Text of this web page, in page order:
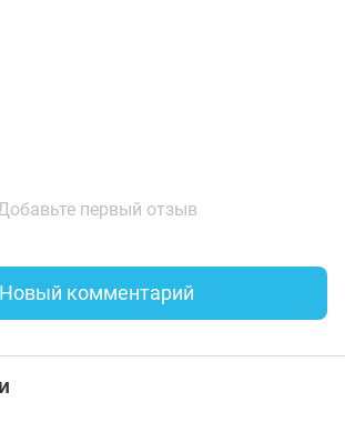
первый отзыв
Новый комментарий